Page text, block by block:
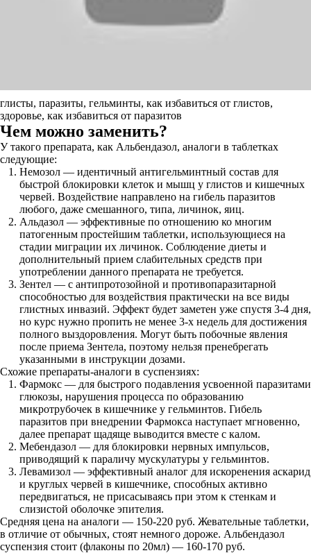
глисты, паразиты, гельминты, как избавиться от глистов,
здоровье, как избавиться от паразитов
Чем можно заменить?
У такого препарата, как Альбендазол, аналоги в таблетках
следующие:
Немозол — идентичный антигельминтный состав для
быстрой блокировки клеток и мышц у глистов и кишечных
червей. Воздействие направлено на гибель паразитов
любого, даже смешанного, типа, личинок, яиц.
Альдазол — эффективные по отношению ко многим
патогенным простейшим таблетки, использующиеся на
стадии миграции их личинок. Соблюдение диеты и
дополнительный прием слабительных средств при
употреблении данного препарата не требуется.
Зентел — с антипротозойной и противопаразитарной
способностью для воздействия практически на все виды
глистных инвазий. Эффект будет заметен уже спустя 3-4 дня,
но курс нужно пропить не менее 3-х недель для достижения
полного выздоровления. Могут быть побочные явления
после приема Зентела, поэтому нельзя пренебрегать
указанными в инструкции дозами.
Схожие препараты-аналоги в суспензиях:
Фармокс — для быстрого подавления усвоенной паразитами
глюкозы, нарушения процесса по образованию
микротрубочек в кишечнике у гельминтов. Гибель
паразитов при внедрении Фармокса наступает мгновенно,
далее препарат щадяще выводится вместе с калом.
Мебендазол — для блокировки нервных импульсов,
приводящий к параличу мускулатуры у гельминтов.
Левамизол — эффективный аналог для искоренения аскарид
и круглых червей в кишечнике, способных активно
передвигаться, не присасываясь при этом к стенкам и
слизистой оболочке эпителия.
Средняя цена на аналоги — 150-220 руб. Жевательные таблетки,
в отличие от обычных, стоят немного дороже. Альбендазол
суспензия стоит (флаконы по 20мл) — 160-170 руб.